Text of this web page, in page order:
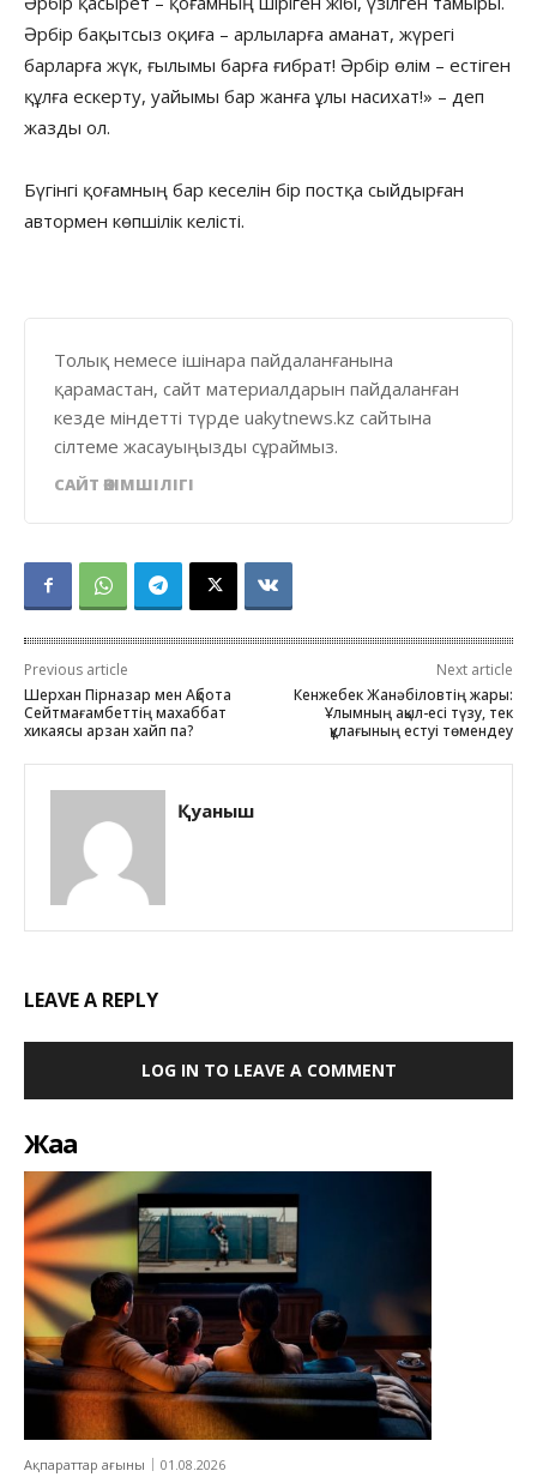
Әрбір бақытсыз оқиға – арлыларға аманат, жүрегі
барларға жүк, ғылымы барға ғибрат! Әрбір өлім – естіген
құлға ескерту, уайымы бар жанға ұлы насихат!» – деп
жазды ол.
Бүгінгі қоғамның бар кеселін бір постқа сыйдырған
автормен көпшілік келісті.
Толық немесе ішінара пайдаланғанына
қарамастан, сайт материалдарын пайдаланған
кезде міндетті түрде uakytnews.kz сайтына
сілтеме жасауыңызды сұраймыз.
САЙТ ӘКІМШІЛІГІ
Previous article
Шерхан Пірназар мен Ақбота
Сейтмағамбеттің махаббат
хикаясы арзан хайп па?
Next article
Кенжебек Жанәбіловтің жары:
Ұлымның ақыл-есі түзу, тек
құлағының естуі төмендеу
Қуаныш
LEAVE A REPLY
LOG IN TO LEAVE A COMMENT
Жаңа
Ақпараттар ағыны 01.08.2026